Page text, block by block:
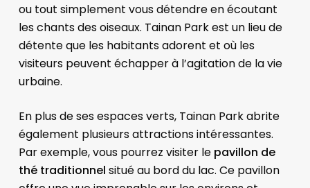
ou tout simplement vous détendre en écoutant
les chants des oiseaux. Tainan Park est un lieu de
détente que les habitants adorent et où les
visiteurs peuvent échapper à l’agitation de la vie
urbaine.
En plus de ses espaces verts, Tainan Park abrite
également plusieurs attractions intéressantes.
Par exemple, vous pourrez visiter le pavillon de
thé traditionnel situé au bord du lac. Ce pavillon